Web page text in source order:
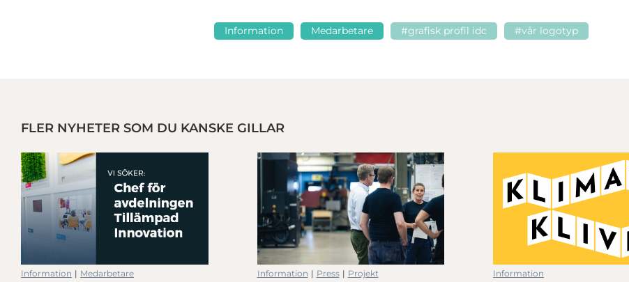
Information Medarbetare #grafisk profil idc #vår logotyp
FLER NYHETER SOM DU KANSKE GILLAR
Information | Medarbetare Information | Press| Projekt
Information
Aktuella investeringsstöd för en framtidssäkrad produktion